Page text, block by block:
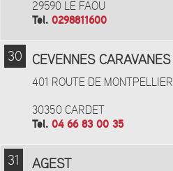
29590 LE FAOU
Tel. 0298811600
30 CEVENNES CARAVANES
401 ROUTE DE MONTPELLIER
30350 CARDET
Tel. 04 66 83 00 35
31 AGEST